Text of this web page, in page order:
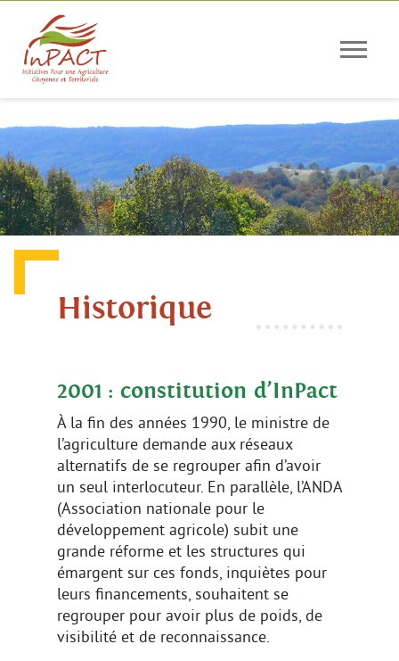
Historique
2001 : constitution d’InPact
À la fin des années 1990, le ministre de
l’agriculture demande aux réseaux
alternatifs de se regrouper afin d’avoir
un seul interlocuteur. En parallèle, l’ANDA
(Association nationale pour le
développement agricole) subit une
grande réforme et les structures qui
émargent sur ces fonds, inquiètes pour
leurs financements, souhaitent se
regrouper pour avoir plus de poids, de
visibilité et de reconnaissance.
Panneau de gestion des cookies